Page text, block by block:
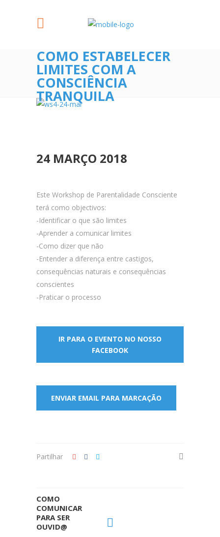
COMO ESTABELECER
LIMITES COM A
CONSCIÊNCIA
TRANQUILA
24 MARÇO 2018
Este Workshop de Parentalidade Consciente
terá como objectivos:
-Identificar o que são limites
-Aprender a comunicar limites
-Como dizer que não
-Entender a diferença entre castigos,
consequências naturais e consequências
conscientes
-Praticar o processo
IR PARA O EVENTO NO NOSSO
FACEBOOK
ENVIAR EMAIL PARA MARCAÇÃO
Partilhar
COMO
COMUNICAR
PARA SER
OUVID@